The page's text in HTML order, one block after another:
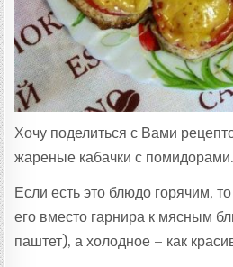
Хочу поделиться с Вами
жареные кабачки с помидорами.
Если есть это блюдо горячим,
его вместо гарнира к мясным
паштет), а холодное – как